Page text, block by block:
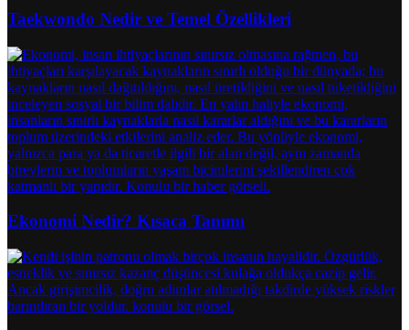
Taekwondo Nedir ve Temel Özellikleri
Ekonomi Nedir? Kısaca Tanımı